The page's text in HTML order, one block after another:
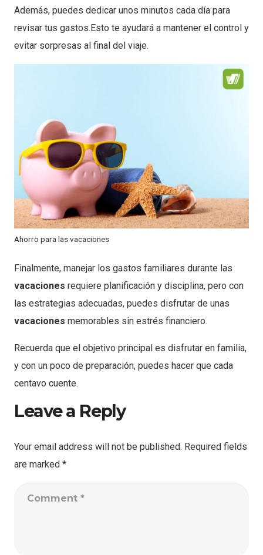
Además, puedes dedicar unos minutos cada día para
revisar tus gastos.Esto te ayudará a mantener el control y
evitar sorpresas al final del viaje.
Ahorro para las vacaciones
Finalmente, manejar los gastos familiares durante las
vacaciones requiere planificación y disciplina, pero con
las estrategias adecuadas, puedes disfrutar de unas
vacaciones memorables sin estrés financiero.
Recuerda que el objetivo principal es disfrutar en familia,
y con un poco de preparación, puedes hacer que cada
centavo cuente.
Leave a Reply
Your email address will not be published. Required fields
are marked *